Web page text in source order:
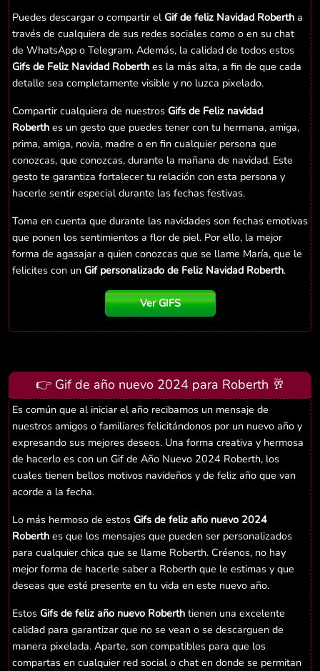
Puedes descargar o compartir elGif de feliz Navidad Roberth a
través de cualquiera de sus redes sociales como o en su chat
de WhatsApp o Telegram. Además, la calidad de todos estos
Gifs de Feliz Navidad Roberth es la más alta, a fin de que cada
detalle sea completamente visible y no luzca pixelado.
Compartir cualquiera de nuestros Gifs de Feliz navidad
Roberth es un gesto que puedes tener con tu hermana, amiga,
prima, amiga, novia, madre o en fin cualquier persona que
conozcas, que conozcas, durante la mañana de navidad. Este
gesto te garantiza fortalecer tu relación con esta persona y
hacerle sentir especial durante las fechas festivas.
Toma en cuenta que durante las navidades son fechas emotivas
que ponen los sentimientos a flor de piel. Por ello, la mejor
forma de agasajar a quien conozcas que se llame María, que le
felicites con un Gif personalizado de Feliz Navidad Roberth.
Ver GIFS
👉 Gif de año nuevo 2024 para Roberth 🥂
Es común que al iniciar el año recibamos un mensaje de
nuestros amigos o familiares felicitándonos por un nuevo año y
expresando sus mejores deseos. Una forma creativa y hermosa
de hacerlo es con un Gif de Año Nuevo 2024 Roberth, los
cuales tienen bellos motivos navideños y de feliz año que van
acorde a la fecha.
Lo más hermoso de estos Gifs de feliz año nuevo 2024
Roberth es que los mensajes que pueden ser personalizados
para cualquier chica que se llame Roberth. Créenos, no hay
mejor forma de hacerle saber a Roberth que le estimas y que
deseas que esté presente en tu vida en este nuevo año.
Estos Gifs de feliz año nuevo Roberth tienen una excelente
calidad para garantizar que no se vean o se descarguen de
manera pixelada. Aparte, son compatibles para que los
compartas en cualquier red social o chat en donde se permitan